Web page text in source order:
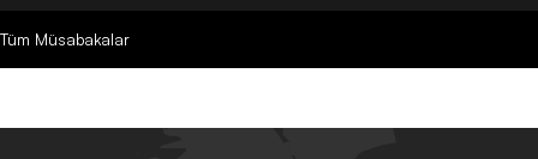
Tüm Müsabakalar